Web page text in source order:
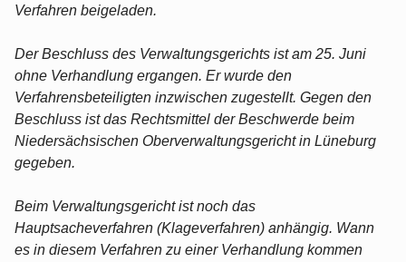
Verfahren beigeladen.
Der Beschluss des Verwaltungsgerichts ist am 25. Juni
ohne Verhandlung ergangen. Er wurde den
Verfahrensbeteiligten inzwischen zugestellt. Gegen den
Beschluss ist das Rechtsmittel der Beschwerde beim
Niedersächsischen Oberverwaltungsgericht in Lüneburg
gegeben.
Beim Verwaltungsgericht ist noch das
Hauptsacheverfahren (Klageverfahren) anhängig. Wann
es in diesem Verfahren zu einer Verhandlung kommen